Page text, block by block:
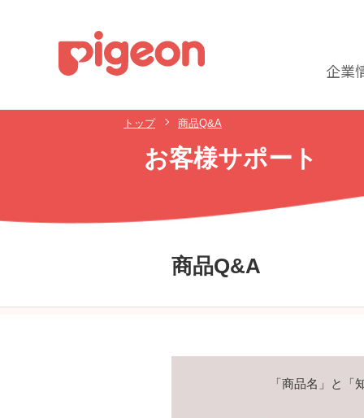
企業
トップ 商品Q&A
お客様サポート
商品Q&A
「商品名」と